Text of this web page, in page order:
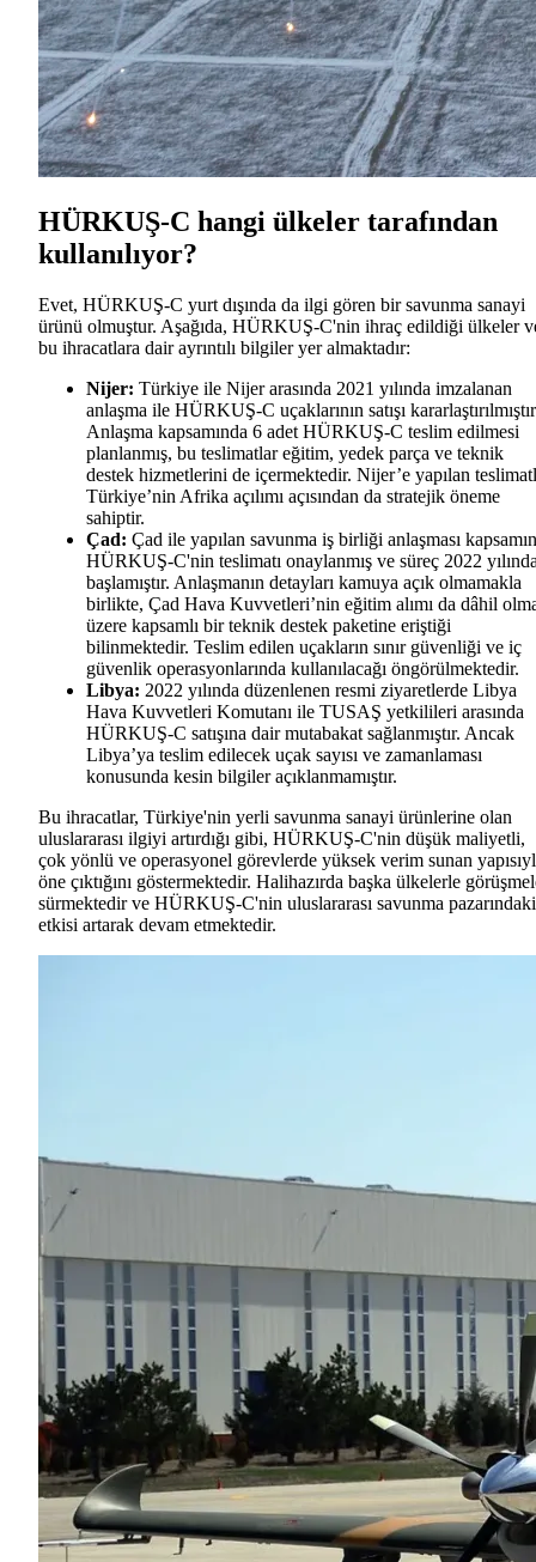
HÜRKUŞ-C hangi ülkeler tarafından
kullanılıyor?
Evet, HÜRKUŞ-C yurt dışında da ilgi gören bir savunma sanayi
ürünü olmuştur. Aşağıda, HÜRKUŞ-C'nin ihraç edildiği ülkeler
bu ihracatlara dair ayrıntılı bilgiler yer almaktadır:
Nijer: Türkiye ile Nijer arasında 2021 yılında imzalanan
anlaşma ile HÜRKUŞ-C uçaklarının satışı
Anlaşma kapsamında 6 adet HÜRKUŞ-C teslim edilmesi
planlanmış, bu teslimatlar eğitim, yedek parça ve teknik
destek hizmetlerini de içermektedir. Nijer’e yapılan
Türkiye’nin Afrika açılımı açısından da stratejik öneme
sahiptir.
Çad: Çad ile yapılan savunma iş birliği anlaşması
HÜRKUŞ-C'nin teslimatı onaylanmış ve süreç 2022
başlamıştır. Anlaşmanın detayları kamuya açık olmamakla
birlikte, Çad Hava Kuvvetleri’nin eğitim alımı da dâhil
üzere kapsamlı bir teknik destek paketine eriştiği
bilinmektedir. Teslim edilen uçakların sınır güvenliği ve iç
güvenlik operasyonlarında kullanılacağı öngörülmektedir.
Libya: 2022 yılında düzenlenen resmi ziyaretlerde Libya
Hava Kuvvetleri Komutanı ile TUSAŞ yetkilileri arasında
HÜRKUŞ-C satışına dair mutabakat sağlanmıştır. Ancak
Libya’ya teslim edilecek uçak sayısı ve zamanlaması
konusunda kesin bilgiler açıklanmamıştır.
Bu ihracatlar, Türkiye'nin yerli savunma sanayi ürünlerine olan
uluslararası ilgiyi artırdığı gibi, HÜRKUŞ-C'nin düşük maliyetli,
çok yönlü ve operasyonel görevlerde yüksek verim sunan
öne çıktığını göstermektedir. Halihazırda başka ülkelerle
sürmektedir ve HÜRKUŞ-C'nin uluslararası savunma pazarındaki
etkisi artarak devam etmektedir.